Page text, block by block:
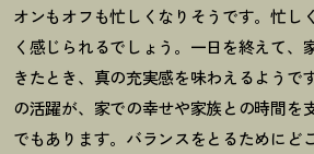
オンもオフも忙しくなりそうです。忙し
く感じられるでしょう。一日を終えて、
きたとき、真の充実感を味わえるようで
の活躍が、家での幸せや家族との時間を
でもあります。バランスをとるためにど